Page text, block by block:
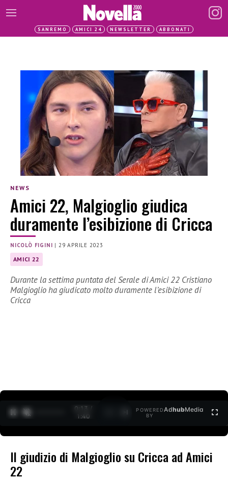
SANREMO AMICI 24 NEWSLETTER ABBONATI
NEWS
Amici 22, Malgioglio giudica
duramente l’esibizione di Cricca
NICOLÒ FIGINI | 29 APRILE 2023
AMICI 22
Durante la settima puntata del Serale di Amici 22 Cristiano
Malgioglio ha giudicato molto duramente l’esibizione di
Cricca
0:15 /
1:40
POWERED
BY
AdhubMedia
Il giudizio di Malgioglio su Cricca ad Amici
22